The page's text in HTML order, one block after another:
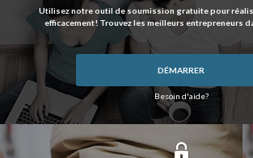
Déposez vos photos & documents ici, ou cliquez
Utilisez notre outil de soumission gratuite pour
efficacement! Trouvez les meilleurs entrepreneurs
DÉMARRER
Besoin d'aide?